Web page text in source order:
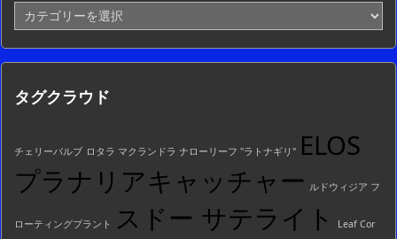
カ
テ
ゴ
リ
一
タグクラウド
チェリーバルブ ロタラ マクランドラ ナローリーフ "ラトナギリ" ELOS
プラナリアキャッチャー ルドウィジア フ
ローティングプラント スドー サテライト
Leaf Cor